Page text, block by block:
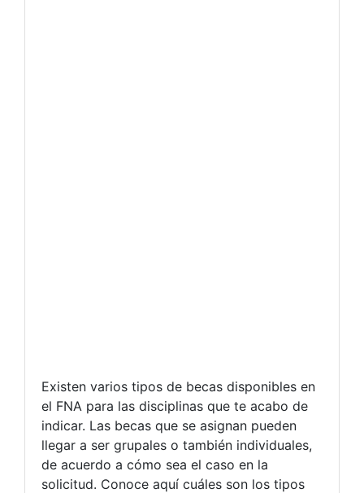
Existen varios tipos de becas disponibles en
el FNA para las disciplinas que te acabo de
indicar. Las becas que se asignan pueden
llegar a ser grupales o también individuales,
de acuerdo a cómo sea el caso en la
solicitud. Conoce aquí cuáles son los tipos